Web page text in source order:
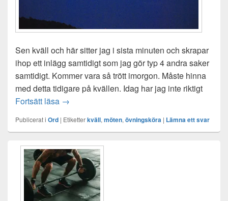
Sen kväll och här sitter jag i sista minuten och skrapar
ihop ett inlägg samtidigt som jag gör typ 4 andra saker
samtidigt. Kommer vara så trött imorgon. Måste hinna
med detta tidigare på kvällen. Idag har jag inte riktigt
Fortsätt läsa Noll inspiration
→
Publicerat i Ord | Etiketterkväll,möten,övningsköra | Lämna ett svar
Primära
sidofältet
Widget
område